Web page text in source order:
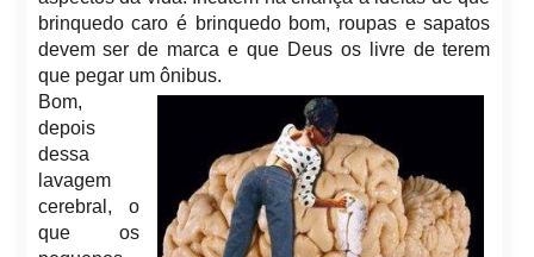
brinquedo caro é brinquedo bom, roupas e sapatos
devem ser de marca e que Deus os livre de terem
que pegar um ônibus.
Bom,
depois
dessa
lavagem
cerebral, o
que os